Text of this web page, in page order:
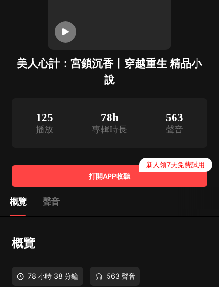
美人心計：宮鎖沉香丨穿越重生 精品小
說
125
播放
78h
專輯時長
563
聲音
打開APP收聽
新人領7天免費試用
概覽 聲音
概覽
78 小時 38 分鐘 563 聲音